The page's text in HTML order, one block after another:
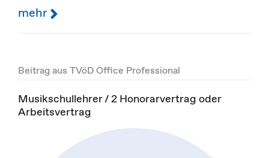
mehr
Beitrag aus TVöD Office Professional
Musikschullehrer / 2 Honorarvertrag oder
Arbeitsvertrag